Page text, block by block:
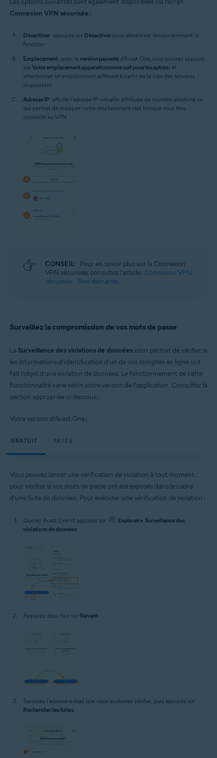
Connexion VPN sécurisée :
Désactiver : appuyez sur Désactiver pour désactiver temporairement la
fonction.
Emplacement : avec la version payante d’Avast One, vous pouvez appuyer
sur Votre emplacement apparaît comme suit pour les autres : et
sélectionner un emplacement différent à partir de la liste des serveurs
disponibles.
Adresse IP : affiche l’adresse IP virtuelle attribuée de manière aléatoire, ce
qui permet de masquer votre emplacement réel lorsque vous êtes
connecté au VPN.
CONSEIL: Pour en savoir plus sur la Connexion
VPN sécurisée, consultez l’article : Connexion VPN
sécurisée - Bien démarrer.
Surveillez la compromission de vos mots de passe
La Surveillance des violations de donnéesvous permet de vérifier si
les informations d’identification d’un de vos comptes en ligne ont
fait l’objet d’une violation de données. Le fonctionnement de cette
fonctionnalité varie selon votre version de l’application. Consultez la
section appropriée ci-dessous :
Votre version d’Avast One :
GRATUIT PAYÉE
Vous pouvez lancer une vérification de violation à tout moment
pour vérifier si vos mots de passe ont été exposés dans le cadre
d’une fuite de données. Pour exécuter une vérification de violation :
Ouvrez Avast One et appuyez sur Explorer ▸ Surveillance des
violations de données
Appuyez deux fois sur Suivant
Saisissez l’adresse e-mail que vous souhaitez vérifier, puis appuyez sur
Rechercher les fuites